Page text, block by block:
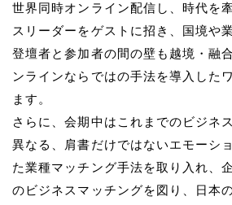
世界同時オンライン配信し、時代を
スリーダーをゲストに招き、国境や
登壇者と参加者の間の壁も越境・融
ンラインならではの手法を導入した
ます。
さらに、会期中はこれまでのビジネ
異なる、肩書だけではないエモーシ
た業種マッチング手法を取り入れ、
のビジネスマッチングを図り、日本